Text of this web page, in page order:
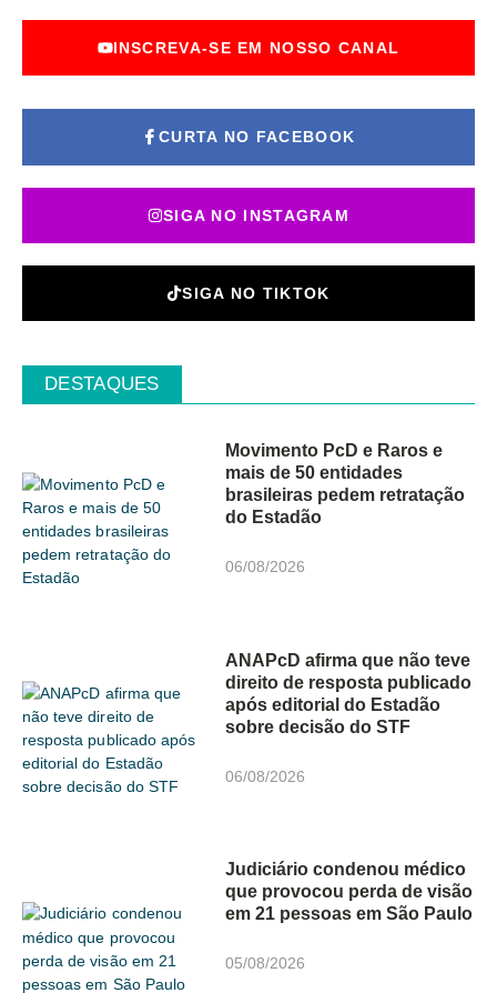
INSCREVA-SE EM NOSSO CANAL
CURTA NO FACEBOOK
SIGA NO INSTAGRAM
SIGA NO TIKTOK
DESTAQUES
Movimento PcD e Raros e
mais de 50 entidades
brasileiras pedem retratação
do Estadão
06/08/2026
ANAPcD afirma que não teve
direito de resposta publicado
após editorial do Estadão
sobre decisão do STF
06/08/2026
Judiciário condenou médico
que provocou perda de visão
em 21 pessoas em São Paulo
05/08/2026